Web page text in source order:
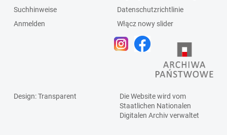
Suchhinweise
Anmelden
Datenschutzrichtlinie
Włącz nowy slider
Design: Transparent
Die Website wird vom
Staatlichen Nationalen
Digitalen Archivverwaltet